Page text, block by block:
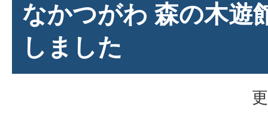
なかつがわ 森の木遊
しました